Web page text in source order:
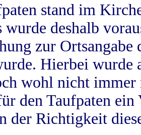
stand im
deshalb
zur
Hierbei wurde
wohl nicht
den Taufpaten
der Richtigkeit